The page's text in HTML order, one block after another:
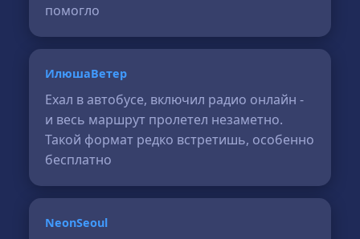
помогло
ИлюшаВетер
Ехал в автобусе, включил радио онлайн -
и весь маршрут пролетел незаметно.
Такой формат редко встретишь, особенно
бесплатно
NeonSeoul